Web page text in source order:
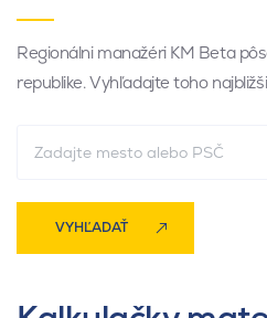
Regionálni manažéri KM Beta
republike. Vyhľadajte toho
VYHĽADAŤ